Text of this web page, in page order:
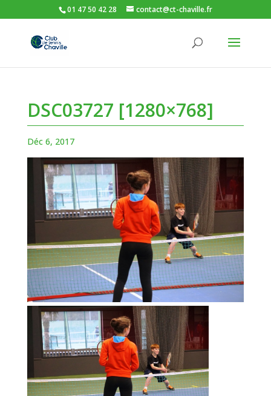
01 47 50 42 28 contact@ct-chaville.fr
DSC03727 [1280×768]
Déc 6, 2017